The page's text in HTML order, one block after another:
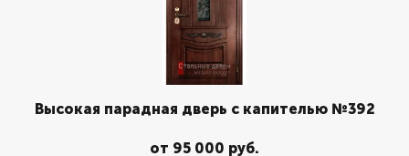
Высокая парадная дверь с капителью №392
от 95 000 руб.